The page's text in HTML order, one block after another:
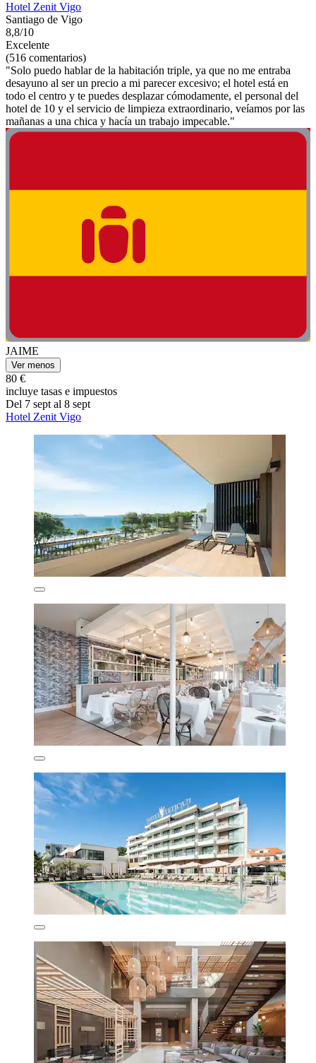
Hotel Zenit Vigo
Santiago de Vigo
8,8/10
Excelente
(516 comentarios)
"Solo puedo hablar de la habitación triple, ya que no me entraba
desayuno al ser un precio a mi parecer excesivo; el hotel está en
todo el centro y te puedes desplazar cómodamente, el personal del
hotel de 10 y el servicio de limpieza extraordinario, veíamos por las
mañanas a una chica y hacía un trabajo impecable."
JAIME
Ver menos
80 €
incluye tasas e impuestos
Del 7 sept al 8 sept
Hotel Zenit Vigo